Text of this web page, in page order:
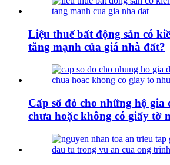
Liệu thuế bất động sản có
tăng mạnh của giá nhà đất?
Cấp sổ đỏ cho những hộ
chưa hoặc không có giấy tờ